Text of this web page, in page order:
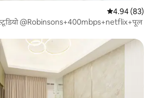
औसत रेटिंग 5 में
4.94 (83)
@Robinsons+400mbps+netflix+पूल